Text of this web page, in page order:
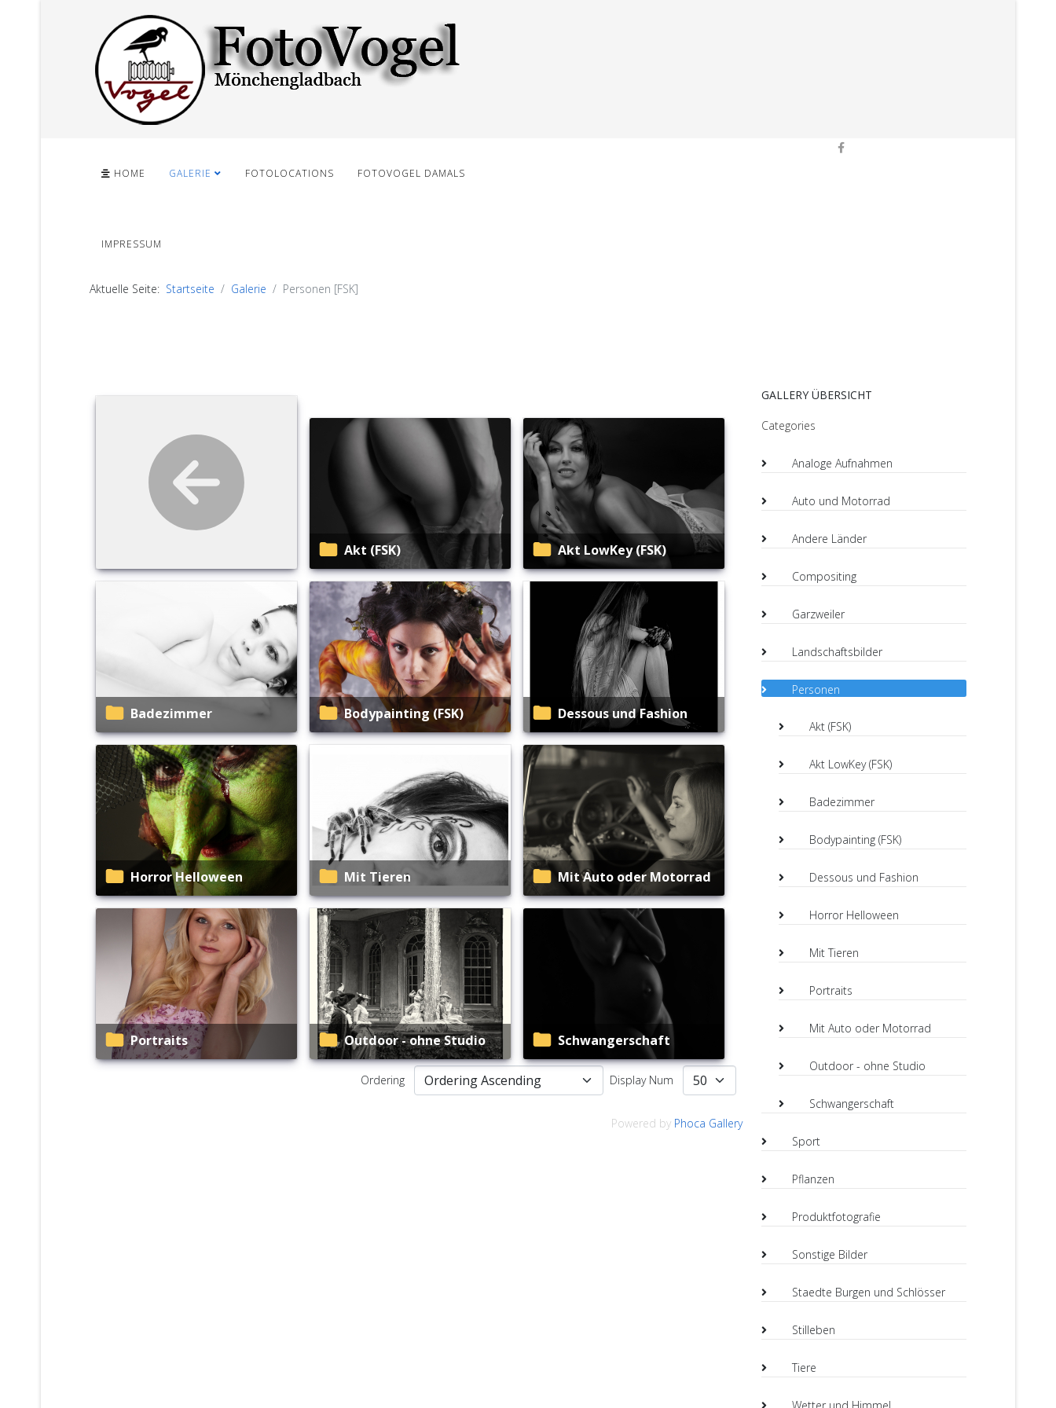
HOME GALERIE FOTOLOCATIONS FOTOVOGEL DAMALS
IMPRESSUM
Aktuelle Seite: Startseite Galerie Personen [FSK]
Akt (FSK) Akt LowKey (FSK)
Badezimmer Bodypainting (FSK) Dessous und Fashion
Horror Helloween Mit Tieren Mit Auto oder Motorrad
Portraits Outdoor - ohne Studio Schwangerschaft
Ordering Display Num
Powered by Phoca Gallery
GALLERY ÜBERSICHT
Categories
Analoge Aufnahmen
Auto und Motorrad
Andere Länder
Compositing
Garzweiler
Landschaftsbilder
Personen
Akt (FSK)
Akt LowKey (FSK)
Badezimmer
Bodypainting (FSK)
Dessous und Fashion
Horror Helloween
Mit Tieren
Portraits
Mit Auto oder Motorrad
Outdoor - ohne Studio
Schwangerschaft
Sport
Pflanzen
Produktfotografie
Sonstige Bilder
Staedte Burgen und Schlösser
Stilleben
Tiere